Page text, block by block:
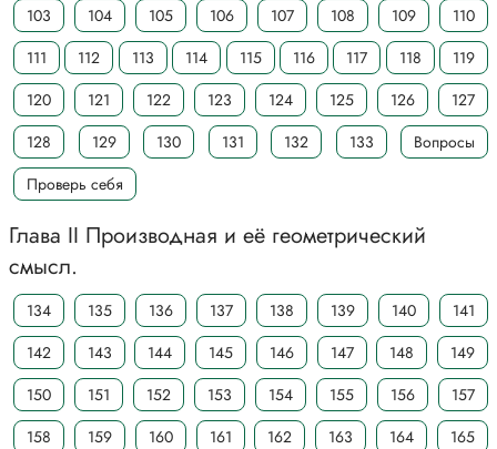
103
104 105 106 107 108 109
110
111
112 113 114 115 116 117 118
119
120
121 122 123 124 125 126
127
128
129 130 131 132 133
Вопросы
Проверь себя
Глава II Производная и её геометрический
смысл.
134 135 136 137 138 139 140
141
142
143 144 145 146 147 148
149
150
151 152 153 154 155 156
157
158
159 160 161 162 163 164
165